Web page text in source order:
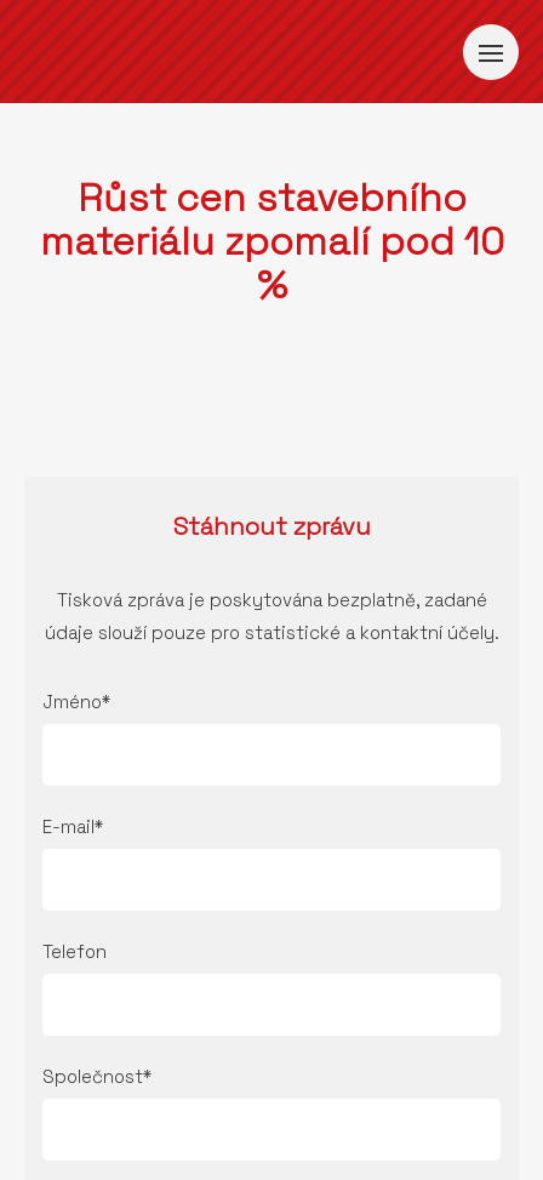
Růst cen stavebního
materiálu zpomalí pod 10
%
Stáhnoutzprávu
Tisková zpráva je poskytována bezplatně, zadané
údaje slouží pouze pro statistické a kontaktní účely.
Jméno*
E-mail*
Telefon
Společnost*